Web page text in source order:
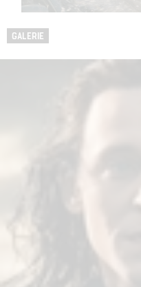
GALERIE